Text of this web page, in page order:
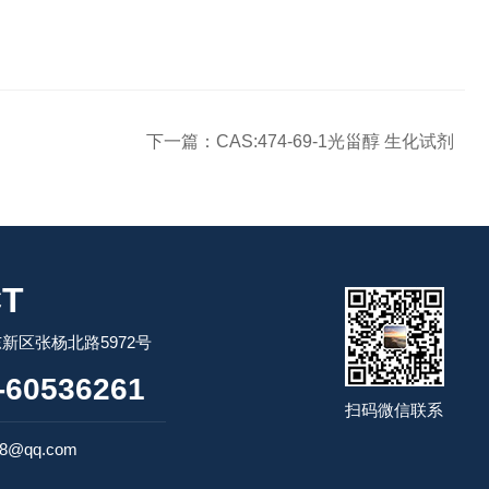
下一篇： CAS:474-69-1光甾醇 生化试剂
区张杨北路5972号
扫码微信联系